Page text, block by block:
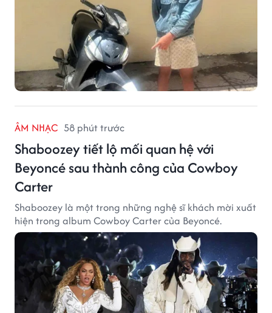
ÂM NHẠC 58 phút trước
Shaboozey tiết lộ mối quan hệ với
Beyoncé sau thành công của Cowboy
Carter
Shaboozey là một trong những nghệ sĩ khách mời xuất
hiện trong album Cowboy Carter của Beyoncé.